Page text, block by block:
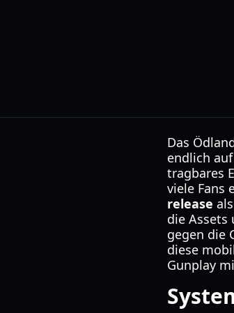
Das
endlich
tragbares
viele Fans
release
die Assets
gegen die
diese
Gunplay